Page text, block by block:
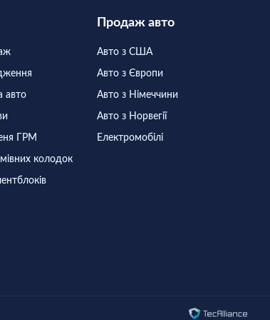
авто
ГРМ
колодок
Продаж авто
Авто з США
Авто з Європи
Авто з Німеччини
Авто з Норвегії
Електромобілі